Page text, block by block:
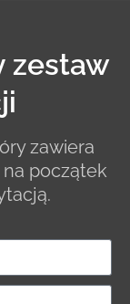
zestaw
zawiera
początek